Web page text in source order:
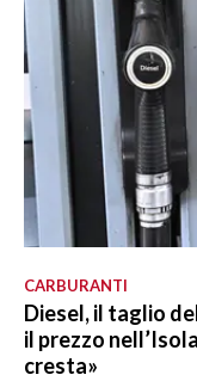
CARBURANTI
Diesel, il taglio
il prezzo
cresta»